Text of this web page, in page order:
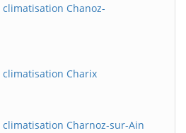
Chanoz-
Charix
Charnoz-sur-Ain